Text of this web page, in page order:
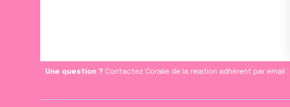
Une question ? Contactez Coralie de la relation adhèrent par email :